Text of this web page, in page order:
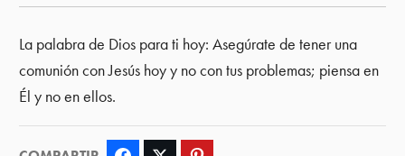
La palabra de Dios para ti hoy: Asegúrate de tener una
comunión con Jesús hoy y no con tus problemas; piensa en
Él y no en ellos.